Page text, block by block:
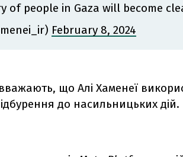
of people in Gaza will become
February 8, 2024
вважають, що Алі Хаменеї
до насильницьких дій.